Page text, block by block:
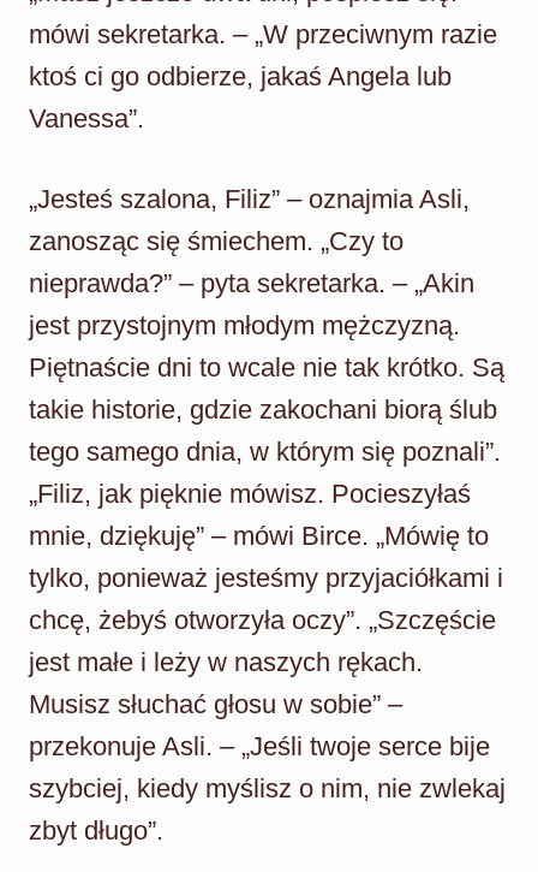
mówi sekretarka. – „W przeciwnym razie
ktoś ci go odbierze, jakaś Angela lub
Vanessa”.
„Jesteś szalona, Filiz” – oznajmia Asli,
zanosząc się śmiechem. „Czy to
nieprawda?” – pyta sekretarka. – „Akin
jest przystojnym młodym mężczyzną.
Piętnaście dni to wcale nie tak krótko. Są
takie historie, gdzie zakochani biorą ślub
tego samego dnia, w którym się poznali”.
„Filiz, jak pięknie mówisz. Pocieszyłaś
mnie, dziękuję” – mówi Birce. „Mówię to
tylko, ponieważ jesteśmy przyjaciółkami i
chcę, żebyś otworzyła oczy”. „Szczęście
jest małe i leży w naszych rękach.
Musisz słuchać głosu w sobie” –
przekonuje Asli. – „Jeśli twoje serce bije
szybciej, kiedy myślisz o nim, nie zwlekaj
zbyt długo”.